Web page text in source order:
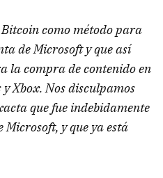
como método para
de Microsoft y que así
la compra de contenido en
Xbox. Nos disculpamos
que fue indebidamente
y que ya está